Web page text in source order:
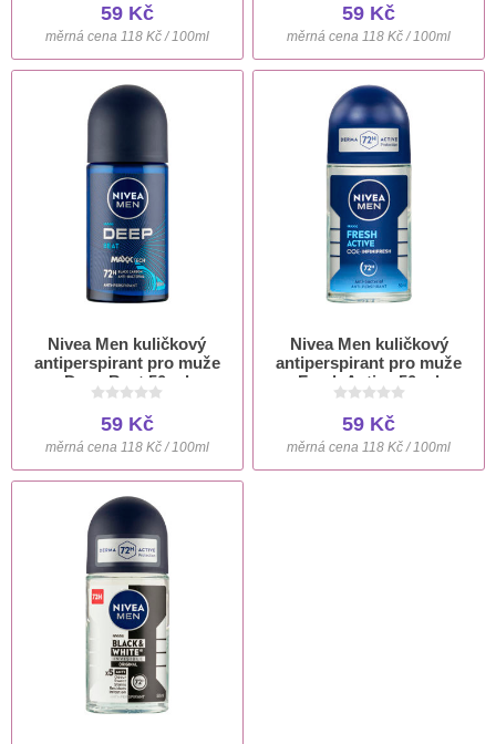
59 Kč
měrná cena 118 Kč / 100ml
59 Kč
měrná cena 118 Kč / 100ml
Nivea Men kuličkový
antiperspirant pro muže
Deep Beat 50 ml
59 Kč
měrná cena 118 Kč / 100ml
Nivea Men kuličkový
antiperspirant pro muže
Fresh Active 50 ml
59 Kč
měrná cena 118 Kč / 100ml